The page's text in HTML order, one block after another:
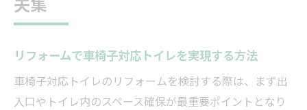
リフォームで車椅子対応トイレを実現する方法
車椅子対応トイレのリフォームを検討する際は、まず出
入口やトイレ内のスペース確保が最重要ポイントとなり